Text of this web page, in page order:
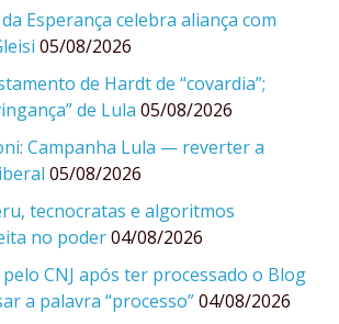
Esperança celebra aliança com
05/08/2026
de Hardt de “covardia”;
de Lula 05/08/2026
Campanha Lula — reverter a
05/08/2026
tecnocratas e algoritmos
no poder 04/08/2026
CNJ após ter processado o Blog
a palavra “processo” 04/08/2026